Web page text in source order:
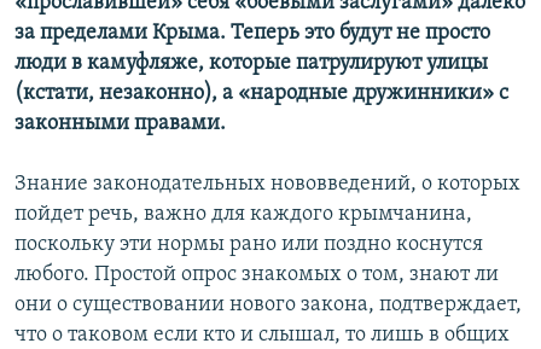
за пределами Крыма. Теперь это будут не просто
люди в камуфляже, которые патрулируют улицы
(кстати, незаконно), а «народные дружинники» с
законными правами.
Знание законодательных нововведений, о которых
пойдет речь, важно для каждого крымчанина,
поскольку эти нормы рано или поздно коснутся
любого. Простой опрос знакомых о том, знают ли
они о существовании нового закона, подтверждает,
что о таковом если кто и слышал, то лишь в общих